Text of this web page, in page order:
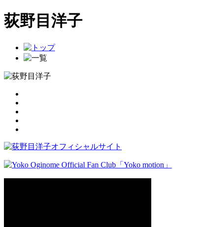
荻野目洋子